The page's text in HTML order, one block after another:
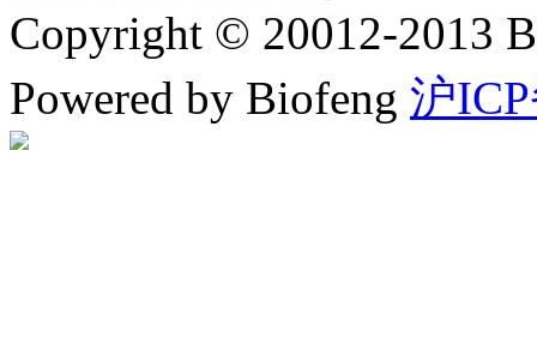
Copyright © 20012-2013
Powered by Biofeng 沪